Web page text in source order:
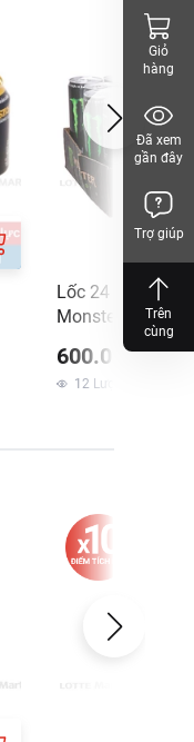
Lốc 24 Lon
Monster Energy
600.000 ₫
12 Lượt xem
Giỏ
hàng
Đã xem
gần đây
Trợ giúp
Trên
cùng